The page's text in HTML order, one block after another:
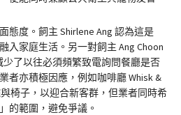
態度。飼主 Shirlene Ang 認為這是
入家庭生活。另一對飼主 Ang Choon
了以往必須頻繁致電詢問餐廳是否
者亦積極因應，例如咖啡廳 Whisk &
椅子，以迎合新客群，但業者同時希
的範圍，避免爭議。